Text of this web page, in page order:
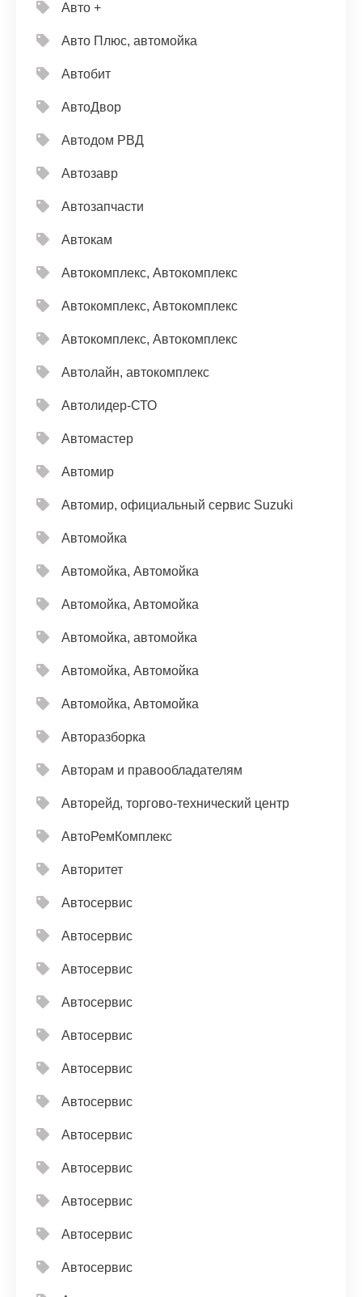
Авто +
Авто Плюс, автомойка
Автобит
АвтоДвор
Автодом РВД
Автозавр
Автозапчасти
Автокам
Автокомплекс, Автокомплекс
Автокомплекс, Автокомплекс
Автокомплекс, Автокомплекс
Автолайн, автокомплекс
Автолидер-СТО
Автомастер
Автомир
Автомир, официальный сервис Suzuki
Автомойка
Автомойка, Автомойка
Автомойка, Автомойка
Автомойка, автомойка
Автомойка, Автомойка
Автомойка, Автомойка
Авторазборка
Авторам и правообладателям
Авторейд, торгово-технический центр
АвтоРемКомплекс
Авторитет
Автосервис
Автосервис
Автосервис
Автосервис
Автосервис
Автосервис
Автосервис
Автосервис
Автосервис
Автосервис
Автосервис
Автосервис